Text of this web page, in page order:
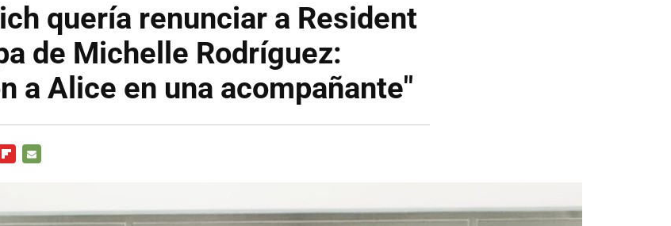
quería renunciar a Resident
de Michelle Rodríguez:
a Alice en una acompañante"